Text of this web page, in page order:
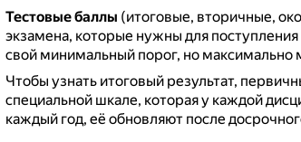
Тестовые баллы (итоговые, вторичные,
экзамена, которые нужны для поступления
свой минимальный порог, но максимально
Чтобы узнать итоговый результат,
специальной шкале, которая у каждой
каждый год, её обновляют после